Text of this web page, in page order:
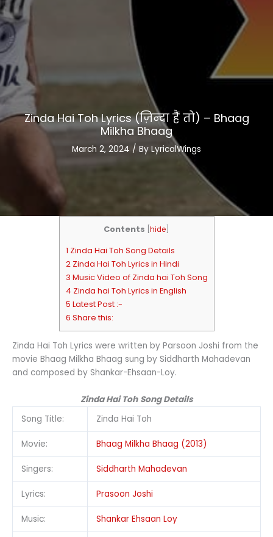
Zinda Hai Toh Lyrics (ज़िन्दा हैं तो) – Bhaag
Milkha Bhaag
March 2, 2024 / By LyricalWings
Contents hide
1 Zinda Hai Toh Song Details
2 Zinda Hai Toh Lyrics in Hindi
3 Music Video of Zinda hai Toh Song
4 Zinda hai Toh Lyrics in English
5 Latest Post :-
6 Share this:
Zinda Hai Toh Lyrics were written by Parsoon Joshi from the
movie Bhaag Milkha Bhaag sung by Siddharth Mahadevan
and composed by Shankar-Ehsaan-Loy.
Zinda Hai Toh Song Details
Song Title:
Zinda Hai Toh
Movie: Bhaag Milkha Bhaag (2013)
Singers: Siddharth Mahadevan
Lyrics: Prasoon Joshi
Music: Shankar Ehsaan Loy